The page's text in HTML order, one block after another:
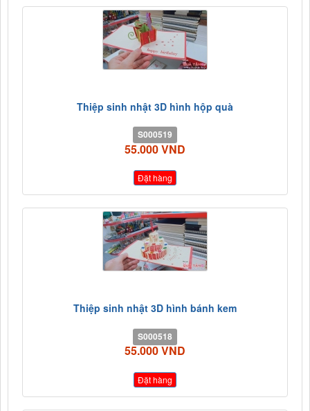
Thiệp sinh nhật 3D hình hộp quà
S000519
55.000 VND
Đặt hàng
Thiệp sinh nhật 3D hình bánh kem
S000518
55.000 VND
Đặt hàng